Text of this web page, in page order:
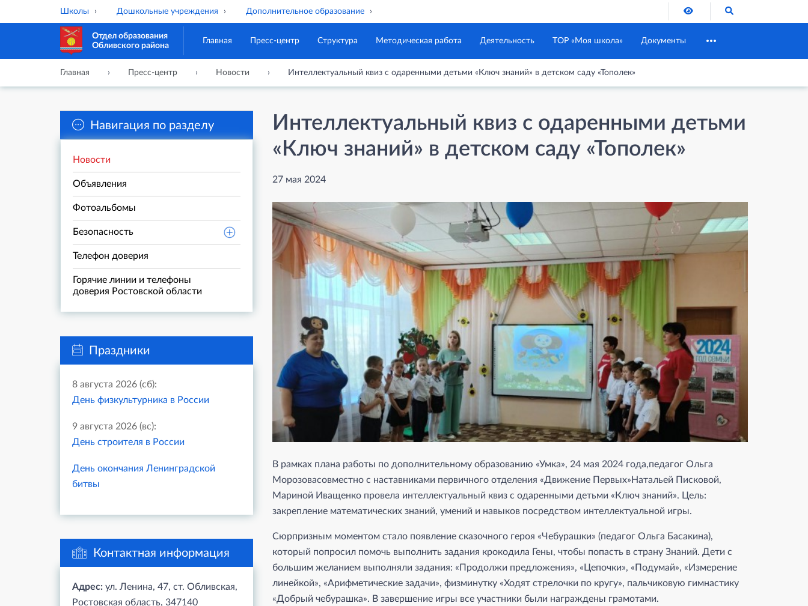
Школы Дошкольные учреждения Дополнительное образование Версия для слабовидящих
Отдел образования
Обливского района
Главная Пресс-центр Структура Методическая работа Деятельность ТОР «Моя школа» Документы
Главная Пресс-центр Новости Интеллектуальный квиз с одаренными детьми «Ключ знаний» в детском саду «Тополек»
Навигация по разделу
Новости
Объявления
Фотоальбомы
Безопасность
Телефон доверия
Горячие линии и телефоны
доверия Ростовской области
Праздники
8 августа 2026 (сб):
День физкультурника в России
9 августа 2026 (вс):
День строителя в России
День окончания Ленинградской
битвы
Контактная информация
Адрес: ул. Ленина, 47, ст. Обливская,
Ростовская область, 347140
Интеллектуальный квиз с одаренными детьми
«Ключ знаний» в детском саду «Тополек»
27 мая 2024
В рамках плана работы по дополнительному образованию «Умка», 24 мая 2024 года,педагог Ольга
Морозовасовместно с наставниками первичного отделения «Движение Первых»Натальей Писковой,
Мариной Иващенко провела интеллектуальный квиз с одаренными детьми «Ключ знаний». Цель:
закрепление математических знаний, умений и навыков посредством интеллектуальной игры.
Сюрпризным моментом стало появление сказочного героя «Чебурашки» (педагог Ольга Басакина),
который попросил помочь выполнить задания крокодила Гены, чтобы попасть в страну Знаний. Дети с
большим желанием выполняли задания: «Продолжи предложения», «Цепочки», «Подумай», «Измерение
линейкой», «Арифметические задачи», физминутку «Ходят стрелочки по кругу», пальчиковую гимнастику
«Добрый чебурашка». В завершение игры все участники были награждены грамотами.